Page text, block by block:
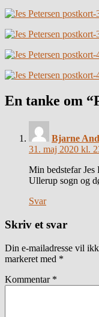
En tanke om
Bjarne
31. maj 2020 kl.
Min bedstefar Jes
Ullerup sogn og
Svar
Skriv et svar
Din e-mailadresse vil
markeret med *
Kommentar *